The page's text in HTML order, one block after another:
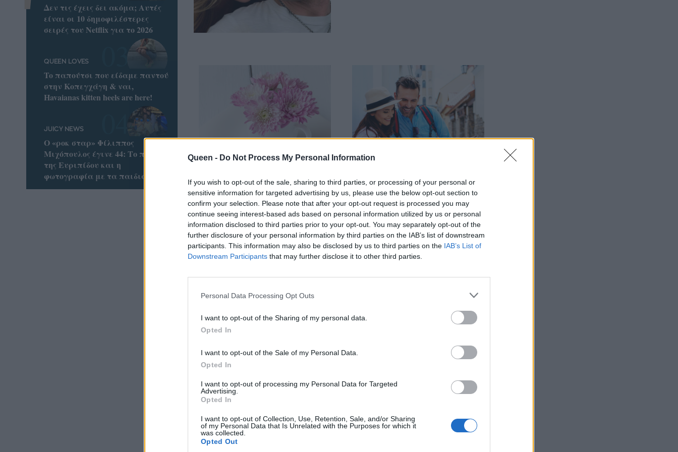
Queen - Do Not Process My Personal Information
If you wish to opt-out of the sale, sharing to third parties, or processing of your personal or
sensitive information for targeted advertising by us, please use the below opt-out section to
confirm your selection. Please note that after your opt-out request is processed you may
continue seeing interest-based ads based on personal information utilized by us or personal
information disclosed to third parties prior to your opt-out. You may separately opt-out of the
further disclosure of your personal information by third parties on the IAB’s list of downstream
participants. This information may also be disclosed by us to third parties on the IAB’s List of
Downstream Participants that may further disclose it to other third parties.
Personal Data Processing Opt Outs
I want to opt-out of the Sharing of my personal data.
Opted In
I want to opt-out of the Sale of my Personal Data.
Opted In
I want to opt-out of processing my Personal Data for Targeted
Advertising.
Opted In
I want to opt-out of Collection, Use, Retention, Sale, and/or Sharing
of my Personal Data that Is Unrelated with the Purposes for which it
was collected.
Opted Out
Ερωτικές Προβλέψεις για
όλα τα Ζώδια, 05/05
Ερωτικές Προβλέψεις για
όλα τα Ζώδια, 04/05
Αφροδίτη στον Κριό: Ξέρεις
τι δείχνει αυτό για εσένα;
σε ποιον τομέα σε ευνοεί!
Δεν τις έχεις δει ακόμα; Αυτές
είναι οι 10 δημοφιλέστερες
σειρές του Netflix για το 2026
QUEEN LOVES
To παπούτσι που είδαμε παντού
στην Κοπεγχάγη & ναι,
Havaianas kitten heels are here!
JUICY NEWS
Ο «ροκ σταρ» Φίλιππος
Μιχόπουλος έγινε 44: Το ποστ
της Ευριπίδου και η
φωτογραφία με τα παιδιά τους